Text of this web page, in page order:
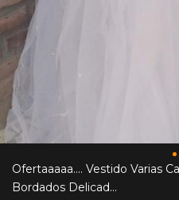
Ofertaaaaa.... Vestido Varias
Bordados Delicad...